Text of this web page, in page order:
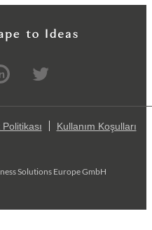
Kullanım Koşulları
Solutions Europe GmbH